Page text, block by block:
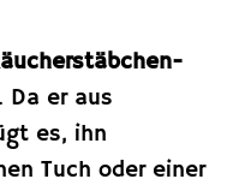
Da er aus
es, ihn
Tuch oder einer